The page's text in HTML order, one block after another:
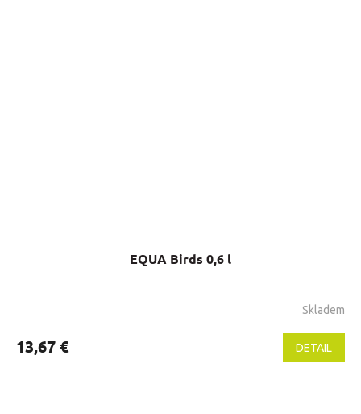
EQUA Birds 0,6 l
produktu
Skladem
13,67 € DETAIL